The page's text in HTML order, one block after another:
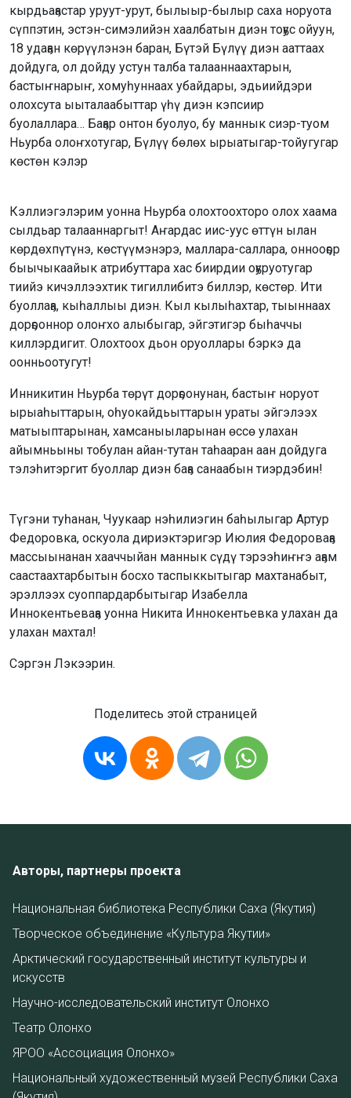
кырдьаҕастар уруут-урут, былыыр-былыр саха норуота
сүппэтин, эстэн-симэлийэн хаалбатын диэн тоҕус ойуун,
18 удаҕан көрүүлэнэн баран, Бүтэй Бүлүү диэн ааттаах
дойдуга, ол дойду устун талба талааннаахтарын,
бастыҥнарыҥ, хомуһуннаах убайдары, эдьиийдэри
олохсута ыыталаабыттар үһү диэн кэпсиир
буолаллара… Баҕар онтон буолуо, бу маннык сиэр-туом
Ньурба олоҥхотугар, Бүлүү бөлөх ырыатыгар-тойугугар
көстөн кэлэр
Кэллиэгэлэрим уонна Ньурба олохтоохторо олох хаама
сылдьар талааннаргыт! Аҥардас иис-уус өттүн ылан
көрдөхпүтүнэ, көстүүмэнэрэ, маллара-саллара, оннооҕор
быычыкаайык атрибуттара хас биирдии оҕуруотугар
тиийэ кичэллээхтик тигиллибитэ биллэр, көстөр. Ити
буоллаҕа, кыһаллыы диэн. Кыл кылыһахтар, тыыннаах
дорҕооннор олоҥхо алыбыгар, эйгэтигэр быһаччы
киллэрдигит. Олохтоох дьон оруоллары бэркэ да
оонньоотугут!
Инникитин Ньурба төрүт дорҕоонунан, бастыҥ норуот
ырыаһыттарын, оһуокайдьыттарын ураты эйгэлээх
матыыптарынан, хамсаныыларынан өссө улахан
айымньыны тобулан айан-тутан таһааран аан дойдуга
тэлэһитэргит буоллар диэн баҕа санаабын тиэрдэбин!
Түгэни туһанан, Чуукаар нэһилиэгин баһылыгар Артур
Федоровка, оскуола дириэктэригэр Июлия Федороваҕа
массыынанан хааччыйан маннык сүдү тэрээһиҥҥэ аҕам
саастаахтарбытын босхо таспыккытыгар махтанабыт,
эрэллээх суоппардарбытыгар Изабелла
Иннокентьеваҕа уонна Никита Иннокентьевка улахан да
улахан махтал!
Сэргэн Лэкээрин.
Поделитесь этой страницей
Авторы, партнеры проекта
Национальная библиотека Республики Саха (Якутия)
Творческое объединение «Культура Якутии»
Арктический государственный институт культуры и
искусств
Научно-исследовательский институт Олонхо
Театр Олонхо
ЯРОО «Ассоциация Олонхо»
Национальный художественный музей Республики Саха